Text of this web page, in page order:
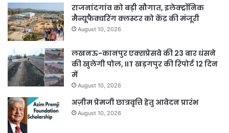
राजनांदगांव को बड़ी सौगात, इलेक्ट्रॉनिक
मैन्यूफैक्चरिंग क्लस्टर को केंद्र की मंजूरी
August 10, 2026
लखनऊ-कानपुर एक्सप्रेसवे की 23 बार धंसने
की खुलेगी पोल, IIT खड़गपुर की रिपोर्ट 12 दिन
में
August 10, 2026
अज़ीम प्रेमजी छात्रवृत्ति हेतु आवेदन प्रारंभ
August 10, 2026